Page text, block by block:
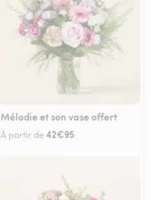
Mélodie et son vase offert
À partir de42€95